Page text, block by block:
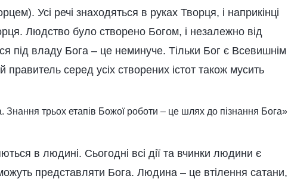
Усі речі знаходяться в руках Творця, і наприкінці
Людство було створено Богом, і незалежно від
під владу Бога – це неминуче. Тільки Бог є Всевишнім
серед усіх створених істот також мусить
трьох етапів Божої роботи – це шлях до пізнання Бога»
в людині. Сьогодні всі дії та вчинки людини є
представляти Бога. Людина – це втілення сатани,